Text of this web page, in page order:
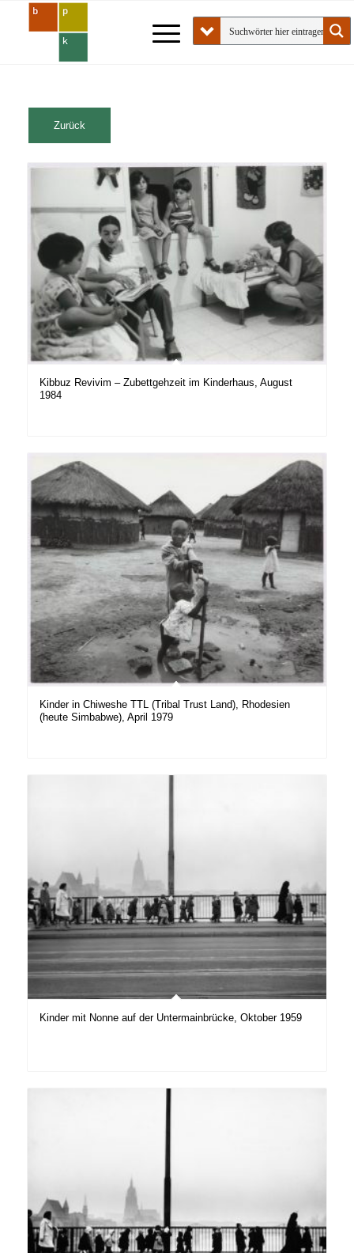
Kibbuz Revivim – Zubettgehzeit im Kinderhaus, August
1984
Kinder in Chiweshe TTL (Tribal Trust Land), Rhodesien
(heute Simbabwe), April 1979
Kinder mit Nonne auf der Untermainbrücke, Oktober 1959